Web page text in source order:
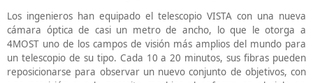
Los ingenieros han equipado el telescopio VISTA con una nueva
cámara óptica de casi un metro de ancho, lo que le otorga a
4MOST uno de los campos de visión más amplios del mundo para
un telescopio de su tipo. Cada 10 a 20 minutos, sus fibras pueden
reposicionarse para observar un nuevo conjunto de objetivos, con